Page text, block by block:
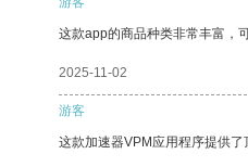
这款app的商品种类非常丰富，
2025-11-02
游客
这款加速器VPM应用程序提供了